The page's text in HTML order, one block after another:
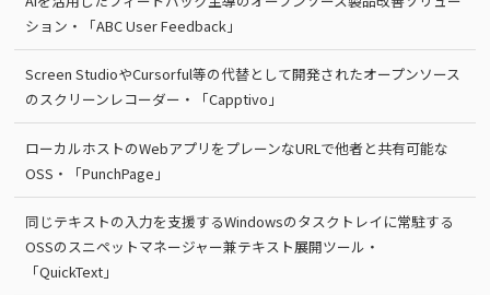
ション・「ABC User Feedback」
Screen StudioやCursorful等の代替として開発されたオープンソース
のスクリーンレコーダー・「Capptivo」
ローカルホストのWebアプリをプレーンなURLで他者と共有可能な
OSS・「PunchPage」
同じテキストの入力を支援するWindowsのタスクトレイに常駐する
OSSのスニペットマネージャー兼テキスト展開ツール・
「QuickText」